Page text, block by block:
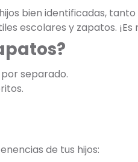
bien identificadas,
escolares y zapatos.
separado.
de tus hijos: